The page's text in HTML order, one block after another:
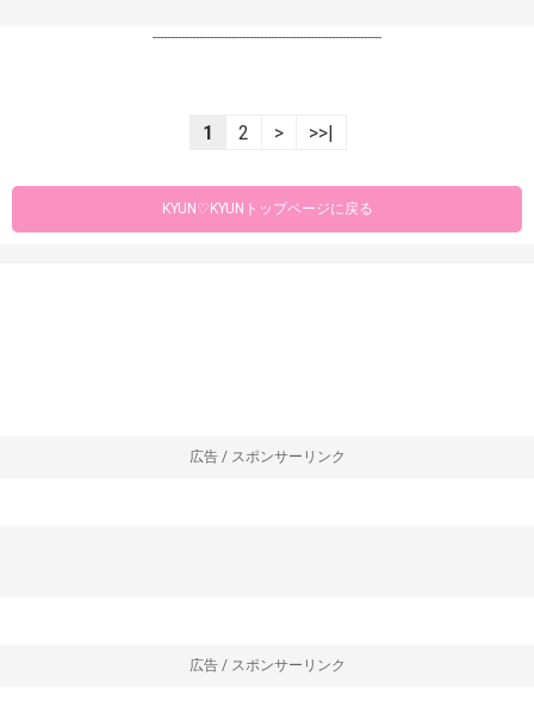
----------------------------------------------------------------
1 2 > >>|
KYUN♡KYUNトップページに戻る
広告 / スポンサーリンク
広告 / スポンサーリンク